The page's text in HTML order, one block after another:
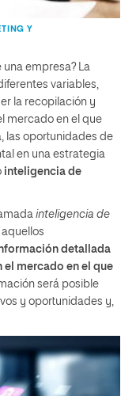
Y
empresa? La
variables,
la recopilación y
mercado en el que
las oportunidades de
en una estrategia
inteligencia de
inteligencia de
detallada
el mercado en el que
será posible
y oportunidades y,